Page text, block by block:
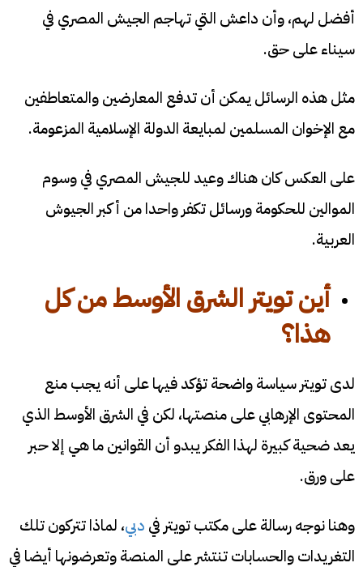
أفضل لهم، وأن داعش التي تهاجم الجيش المصري في
سيناء على حق.
مثل هذه الرسائل يمكن أن تدفع المعارضين والمتعاطفين
مع الإخوان المسلمين لمبايعة الدولة الإسلامية المزعومة.
على العكس كان هناك وعيد للجيش المصري في وسوم
الموالين للحكومة ورسائل تكفر واحدا من أكبر الجيوش
العربية.
أين تويتر الشرق الأوسط من كل
هذا؟
لدى تويتر سياسة واضحة تؤكد فيها على أنه يجب منع
المحتوى الإرهابي على منصتها، لكن في الشرق الأوسط الذي
يعد ضحية كبيرة لهذا الفكر يبدو أن القوانين ما هي إلا حبر
على ورق.
وهنا نوجه رسالة على مكتب تويتر في دبي، لماذا تتركون تلك
التغريدات والحسابات تنتشر على المنصة وتعرضونها أيضا في